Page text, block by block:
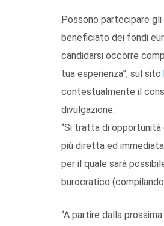
Possono partecipare
beneficiato dei fondi
candidarsi occorre
tua esperienza”, sul sito
contestualmente il
divulgazione.
“Si tratta di opportunità
più diretta ed
per il quale sarà
burocratico
“A partire dalla